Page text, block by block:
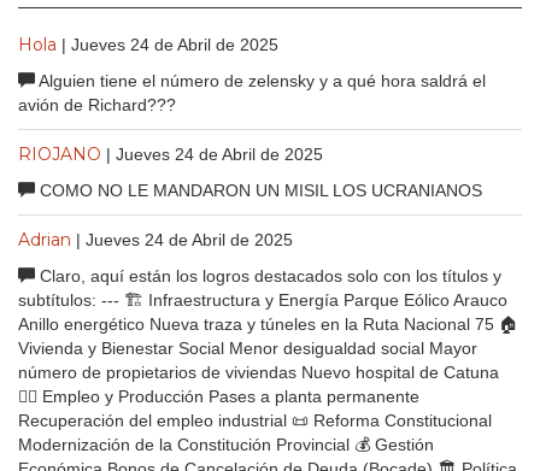
Hola | Jueves 24 de Abril de 2025
Alguien tiene el número de zelensky y a qué hora saldrá el
avión de Richard???
RIOJANO | Jueves 24 de Abril de 2025
COMO NO LE MANDARON UN MISIL LOS UCRANIANOS
Adrian | Jueves 24 de Abril de 2025
Claro, aquí están los logros destacados solo con los títulos y
subtítulos: --- 🏗️ Infraestructura y Energía Parque Eólico Arauco
Anillo energético Nueva traza y túneles en la Ruta Nacional 75 🏠
Vivienda y Bienestar Social Menor desigualdad social Mayor
número de propietarios de viviendas Nuevo hospital de Catuna
👷‍♂️ Empleo y Producción Pases a planta permanente
Recuperación del empleo industrial 📜 Reforma Constitucional
Modernización de la Constitución Provincial 💰 Gestión